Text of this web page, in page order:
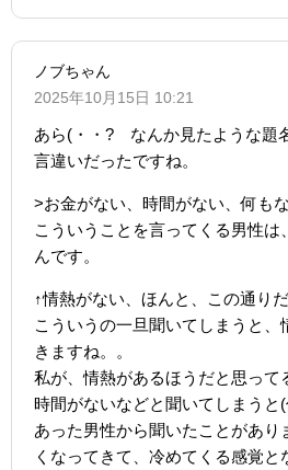
ノブちゃん
2025年10月15日 10:21
あら(・・? なんか見たような題
言違いだったですね。
>お金がない、時間がない、何もな
こういうことを言ってくる男性は
んです。
↑情熱がない、ほんと、この通り
こういうの一旦聞いてしまうと、
きますね。。
私が、情熱があるほうだと思って
時間がないなどと聞いてしまうと
あった男性から聞いたことがあり
くなってきて、冷めてくる感覚と